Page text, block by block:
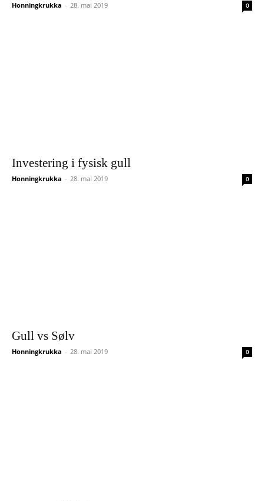
Honningkrukka - 28. mai 2019 0
Investering i fysisk gull
Honningkrukka - 28. mai 2019 0
Gull vs Sølv
Honningkrukka - 28. mai 2019 0